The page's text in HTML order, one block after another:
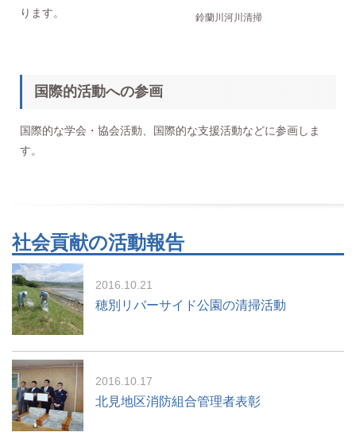
鈴蘭川河川清掃
ります。
国際的活動への参画
国際的な学会・協会活動、国際的な支援活動などに参画しま
す。
社会貢献の活動報告
2016.10.21
穂別リバーサイド公園の清掃活動
2016.10.17
北見地区消防組合管理者表彰